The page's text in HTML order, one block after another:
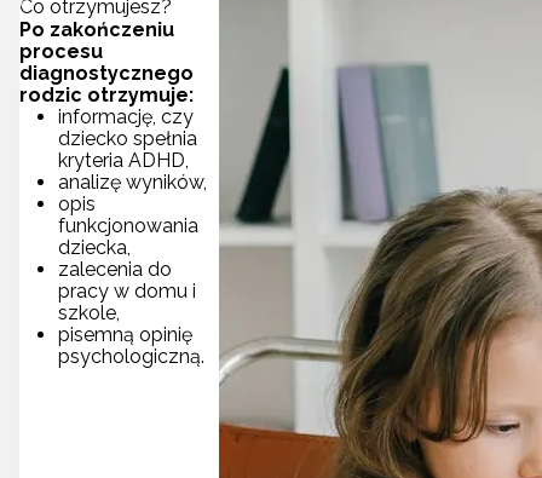
Co otrzymujesz?
Po zakończeniu
procesu
diagnostycznego
rodzic otrzymuje:
informację, czy
dziecko spełnia
kryteria ADHD,
analizę wyników,
opis
funkcjonowania
dziecka,
zalecenia do
pracy w domu i
szkole,
pisemną opinię
psychologiczną.